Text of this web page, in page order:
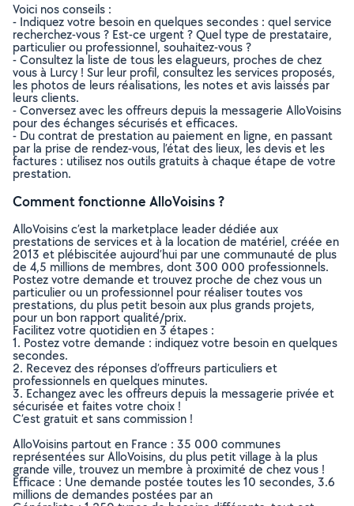
Voici nos conseils :
- Indiquez votre besoin en quelques secondes : quel service
recherchez-vous ? Est-ce urgent ? Quel type de prestataire,
particulier ou professionnel, souhaitez-vous ?
- Consultez la liste de tous les elagueurs, proches de chez
vous à Lurcy ! Sur leur profil, consultez les services proposés,
les photos de leurs réalisations, les notes et avis laissés par
leurs clients.
- Conversez avec les offreurs depuis la messagerie AlloVoisins
pour des échanges sécurisés et efficaces.
- Du contrat de prestation au paiement en ligne, en passant
par la prise de rendez-vous, l’état des lieux, les devis et les
factures : utilisez nos outils gratuits à chaque étape de votre
prestation.
Comment fonctionne AlloVoisins ?
AlloVoisins c’est la marketplace leader dédiée aux
prestations de services et à la location de matériel, créée en
2013 et plébiscitée aujourd’hui par une communauté de plus
de 4,5 millions de membres, dont 300 000 professionnels.
Postez votre demande et trouvez proche de chez vous un
particulier ou un professionnel pour réaliser toutes vos
prestations, du plus petit besoin aux plus grands projets,
pour un bon rapport qualité/prix.
Facilitez votre quotidien en 3 étapes :
1. Postez votre demande : indiquez votre besoin en quelques
secondes.
2. Recevez des réponses d’offreurs particuliers et
professionnels en quelques minutes.
3. Echangez avec les offreurs depuis la messagerie privée et
sécurisée et faites votre choix !
C’est gratuit et sans commission !
AlloVoisins partout en France : 35 000 communes
représentées sur AlloVoisins, du plus petit village à la plus
grande ville, trouvez un membre à proximité de chez vous !
Efficace : Une demande postée toutes les 10 secondes, 3.6
millions de demandes postées par an